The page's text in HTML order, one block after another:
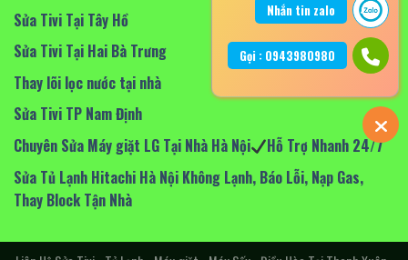
Sửa Tivi Tại Tây Hồ
Sửa Tivi Tại Hai Bà Trưng
Thay lõi lọc nước tại nhà
Sửa Tivi TP Nam Định
Chuyên Sửa Máy giặt LG Tại Nhà Hà Nội
Hỗ Trợ Nhanh 24/7
Sửa Tủ Lạnh Hitachi Hà Nội Không Lạnh, Báo Lỗi, Nạp Gas,
Thay Block Tận Nhà
Nhắn tin zalo
Gọi : 0943980980